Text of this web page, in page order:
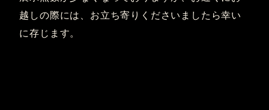
越しの際には、お立ち寄りくださいましたら幸い
に存じます。